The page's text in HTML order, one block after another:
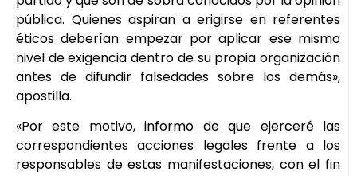
pública. Quienes aspiran a erigirse en referentes
éticos deberían empezar por aplicar ese mismo
nivel de exigencia dentro de su propia organización
antes de difundir falsedades sobre los demás»,
apostilla.
«Por este motivo, informo de que ejerceré las
correspondientes acciones legales frente a los
responsables de estas manifestaciones, con el fin